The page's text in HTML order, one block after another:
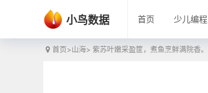
小鸟数据 首页 少儿编程
首页>山海> 紫苏叶嫩采盈筐，煮鱼烹鲜满院香。